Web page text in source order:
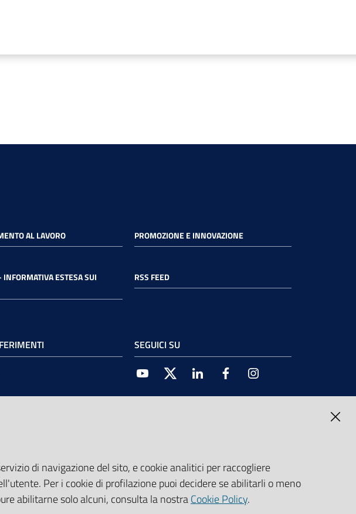
AL LAVORO PROMOZIONE E INNOVAZIONE
INFORMATIVA ESTESA SUI
RSS FEED
SEGUICI SU
Youtube Twitter Linkedin Facebook
di navigazione del sito, e cookie analitici per raccogliere
Per i cookie di profilazione puoi decidere se abilitarli o meno
abilitarne solo alcuni, consulta la nostraCookie Policy.